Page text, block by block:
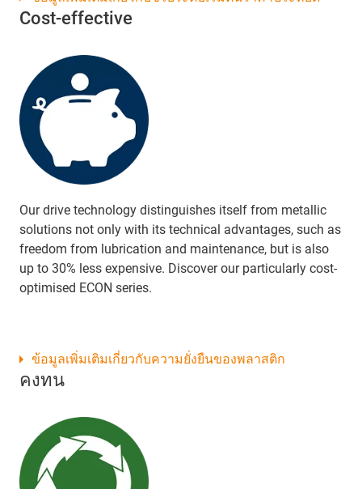
Cost-effective
Our drive technology distinguishes itself from metallic
solutions not only with its technical advantages, such as
freedom from lubrication and maintenance, but is also
up to 30% less expensive. Discover our particularly cost-
optimised ECON series.
คงทน
ข้อมูลเพิ่มเติมเกี่ยวกับความยั่งยืนของพลาสติก